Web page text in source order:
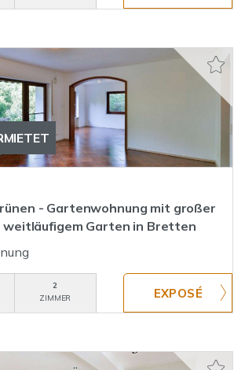
- Gartenwohnung mit großer
weitläufigem Garten in Bretten
2
ZIMMER